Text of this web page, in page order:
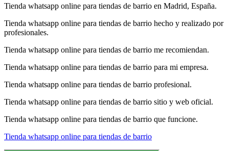
Tienda whatsapp online para tiendas de barrio en Madrid, España.
Tienda whatsapp online para tiendas de barrio hecho y realizado por
profesionales.
Tienda whatsapp online para tiendas de barrio me recomiendan.
Tienda whatsapp online para tiendas de barrio para mi empresa.
Tienda whatsapp online para tiendas de barrio profesional.
Tienda whatsapp online para tiendas de barrio sitio y web oficial.
Tienda whatsapp online para tiendas de barrio que funcione.
Tienda whatsapp online para tiendas de barrio